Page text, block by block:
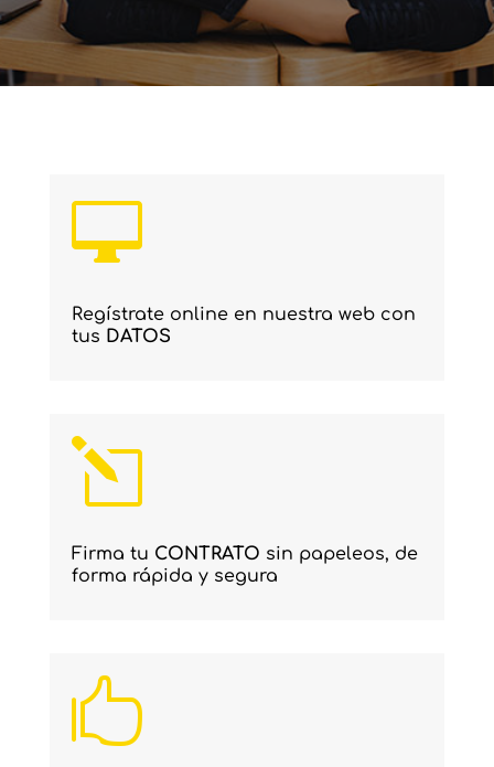

Regístrate online en nuestra web con
tus DATOS
l
Firma tu CONTRATO sin papeleos, de
forma rápida y segura
